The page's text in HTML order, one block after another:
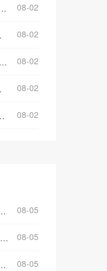
08-02
08-02
08-02
08-02
08-02
08-05
08-05
08-05